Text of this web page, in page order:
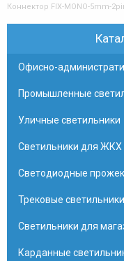
Коннектор FIX-MONO-5mm-
Офисно-
Промышленные
Уличные светильники
Светильники для ЖКХ
Светодиодные
Трековые светильники
Светильники для
Карданные